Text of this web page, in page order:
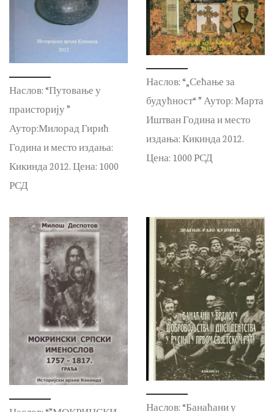
Наслов: “Путовање у
праисторију ”
Аутор:Милорад Гирић
Година и место издања:
Кикинда 2012. Цена: 1000
РСД
Наслов: “„Сећање за
будућност“ ” Аутор: Марта
Иштван Година и место
издања: Кикинда 2012.
Цена: 1000 РСД
Наслов: “Банаћани у